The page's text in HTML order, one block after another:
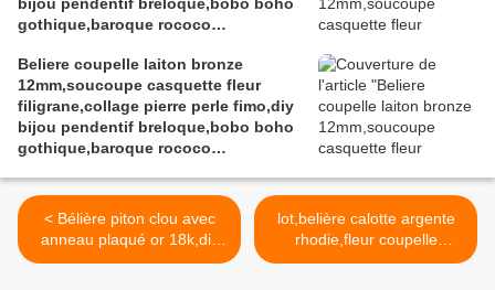
gothique,baroque rococo
Beliere coupelle laiton bronze
12mm,soucoupe casquette fleur
filigrane,collage pierre perle fimo,diy
bijou pendentif breloque,bobo boho
gothique,baroque rococo
< Bélière piton clou avec
anneau plaqué or 18k,diy
bijou pendentif breloque
lot,belière calotte argente
rhodie,fleur coupelle
filigrane 15mm,anneau